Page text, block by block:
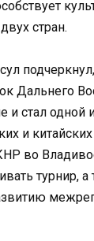
стран.
Дальнего
и стал одной
и
во
турнир, а